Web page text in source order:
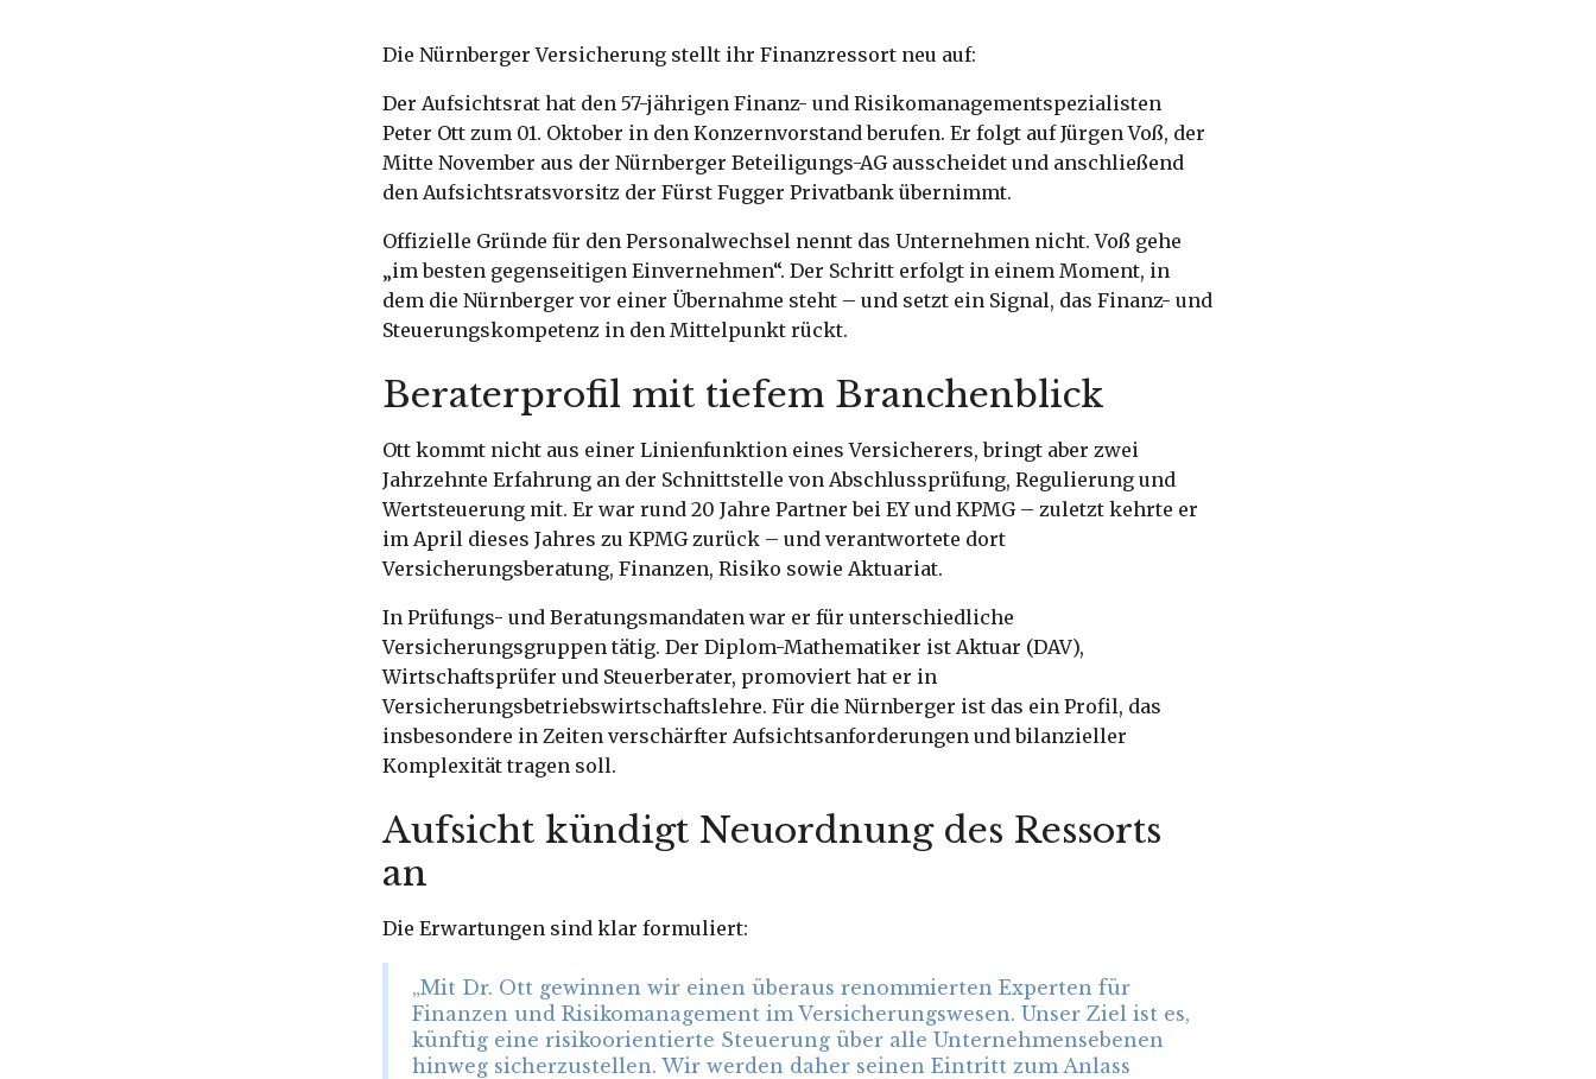
Die Nürnberger Versicherung stellt ihr Finanzressort neu auf:
Der Aufsichtsrat hat den 57-jährigen Finanz- und Risikomanagementspezialisten
Peter Ott zum 01. Oktober in den Konzernvorstand berufen. Er folgt auf Jürgen Voß, der
Mitte November aus der Nürnberger Beteiligungs-AG ausscheidet und anschließend
den Aufsichtsratsvorsitz der Fürst Fugger Privatbank übernimmt.
Offizielle Gründe für den Personalwechsel nennt das Unternehmen nicht. Voß gehe
„im besten gegenseitigen Einvernehmen“. Der Schritt erfolgt in einem Moment, in
dem die Nürnberger vor einer Übernahme steht – und setzt ein Signal, das Finanz- und
Steuerungskompetenz in den Mittelpunkt rückt.
Beraterprofil mit tiefem Branchenblick
Ott kommt nicht aus einer Linienfunktion eines Versicherers, bringt aber zwei
Jahrzehnte Erfahrung an der Schnittstelle von Abschlussprüfung, Regulierung und
Wertsteuerung mit. Er war rund 20 Jahre Partner bei EY und KPMG – zuletzt kehrte er
im April dieses Jahres zu KPMG zurück – und verantwortete dort
Versicherungsberatung, Finanzen, Risiko sowie Aktuariat.
In Prüfungs- und Beratungsmandaten war er für unterschiedliche
Versicherungsgruppen tätig. Der Diplom-Mathematiker ist Aktuar (DAV),
Wirtschaftsprüfer und Steuerberater, promoviert hat er in
Versicherungsbetriebswirtschaftslehre. Für die Nürnberger ist das ein Profil, das
insbesondere in Zeiten verschärfter Aufsichtsanforderungen und bilanzieller
Komplexität tragen soll.
Aufsicht kündigt Neuordnung des Ressorts
an
Die Erwartungen sind klar formuliert:
„Mit Dr. Ott gewinnen wir einen überaus renommierten Experten für
Finanzen und Risikomanagement im Versicherungswesen. Unser Ziel ist es,
künftig eine risikoorientierte Steuerung über alle Unternehmensebenen
hinweg sicherzustellen. Wir werden daher seinen Eintritt zum Anlass